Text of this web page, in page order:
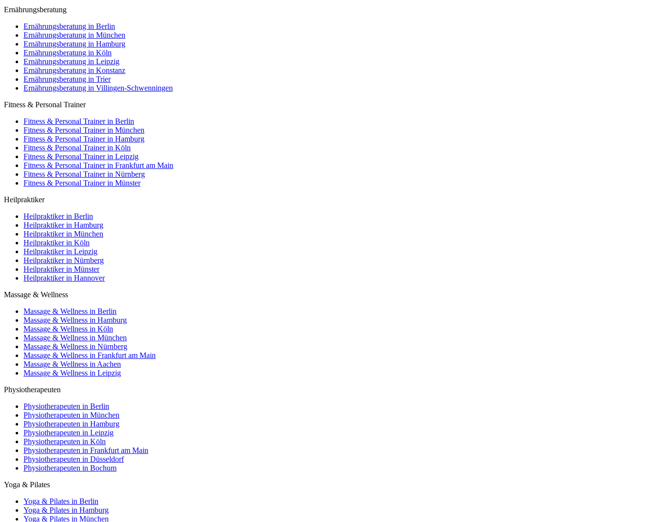
Ernährungsberatung
Ernährungsberatung in Berlin
Ernährungsberatung in München
Ernährungsberatung in Hamburg
Ernährungsberatung in Köln
Ernährungsberatung in Leipzig
Ernährungsberatung in Konstanz
Ernährungsberatung in Trier
Ernährungsberatung in Villingen-Schwenningen
Fitness & Personal Trainer
Fitness & Personal Trainer in Berlin
Fitness & Personal Trainer in München
Fitness & Personal Trainer in Hamburg
Fitness & Personal Trainer in Köln
Fitness & Personal Trainer in Leipzig
Fitness & Personal Trainer in Frankfurt am Main
Fitness & Personal Trainer in Nürnberg
Fitness & Personal Trainer in Münster
Heilpraktiker
Heilpraktiker in Berlin
Heilpraktiker in Hamburg
Heilpraktiker in München
Heilpraktiker in Köln
Heilpraktiker in Leipzig
Heilpraktiker in Nürnberg
Heilpraktiker in Münster
Heilpraktiker in Hannover
Massage & Wellness
Massage & Wellness in Berlin
Massage & Wellness in Hamburg
Massage & Wellness in Köln
Massage & Wellness in München
Massage & Wellness in Nürnberg
Massage & Wellness in Frankfurt am Main
Massage & Wellness in Aachen
Massage & Wellness in Leipzig
Physiotherapeuten
Physiotherapeuten in Berlin
Physiotherapeuten in München
Physiotherapeuten in Hamburg
Physiotherapeuten in Leipzig
Physiotherapeuten in Köln
Physiotherapeuten in Frankfurt am Main
Physiotherapeuten in Düsseldorf
Physiotherapeuten in Bochum
Yoga & Pilates
Yoga & Pilates in Berlin
Yoga & Pilates in Hamburg
Yoga & Pilates in München